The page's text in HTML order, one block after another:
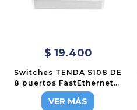
$ 19.400
Switches TENDA S108 DE
8 puertos FastEthernet
carcaza plastica
VER MÁS